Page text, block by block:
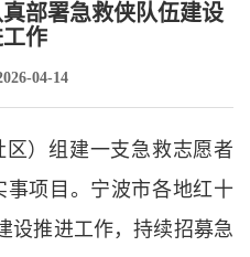
部署急救侠队伍建设
作
04-14
区）组建一支急救志愿者
事项目。宁波市各地红十
设推进工作，持续招募急